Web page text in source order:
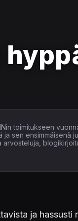
toimitukseen
ja sen ensimmäisenä
arvosteluja,
ja